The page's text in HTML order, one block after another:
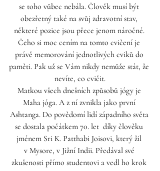
se toho vůbec nebála. Člověk musí být
obezřetný také na svůj zdravotní stav,
některé pozice jsou přece jenom náročné.
Čeho si moc cením na tomto cvičení je
právě memorování jednotlivých cviků do
paměti. Pak už se Vám nikdy nemůže stát, že
nevíte, co cvičit.
Matkou všech dnešních způsobů jógy je
Maha jóga. A z ní zvnikla jako první
Ashtanga. Do povědomí lidí západního světa
se dostala počátkem 70. let  díky člověku
jménem Sri K. Patthabi Joisovi, který žil
v Mysore, v Jižní Indii. Předával své
zkušenosti přímo studentovi a vedl ho krok